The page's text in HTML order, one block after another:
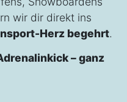
wir dir direkt ins
Herz begehrt.
– ganz